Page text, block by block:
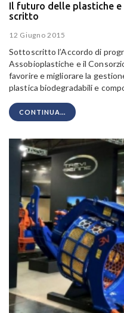
Il futuro delle plastiche
scritto
12 Giugno 2015
Sottoscritto l’Accordo di
Assobioplastiche e il
favorire e migliorare la
plastica biodegradabili e
CONTINUA...